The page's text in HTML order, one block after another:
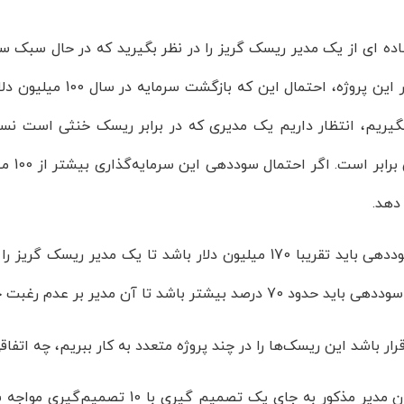
انتظار داریم یک مدیری که در برابر ریسک خنثی است
دهد.
یعنی سوددهی باید تقریبا 170 میلیون دلار باشد تا یک
بیشتر باشد تا آن مدیر بر عدم رغبت خود برای ریسک کردن غلبه کند.
باشد این ریسک‌ها را در چند پروژه متعدد به کار ببریم، چه
اگر همان مدیر مذکور به جای یک